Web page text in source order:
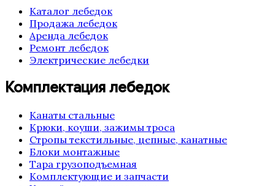
Каталог лебедок
Продажа лебедок
Аренда лебедок
Ремонт лебедок
Электрические лебедки
Комплектация лебедок
Канаты стальные
Крюки, коуши, зажимы троса
Стропы текстильные, цепные, канатные
Блоки монтажные
Тара грузоподъемная
Комплектующие и запчасти